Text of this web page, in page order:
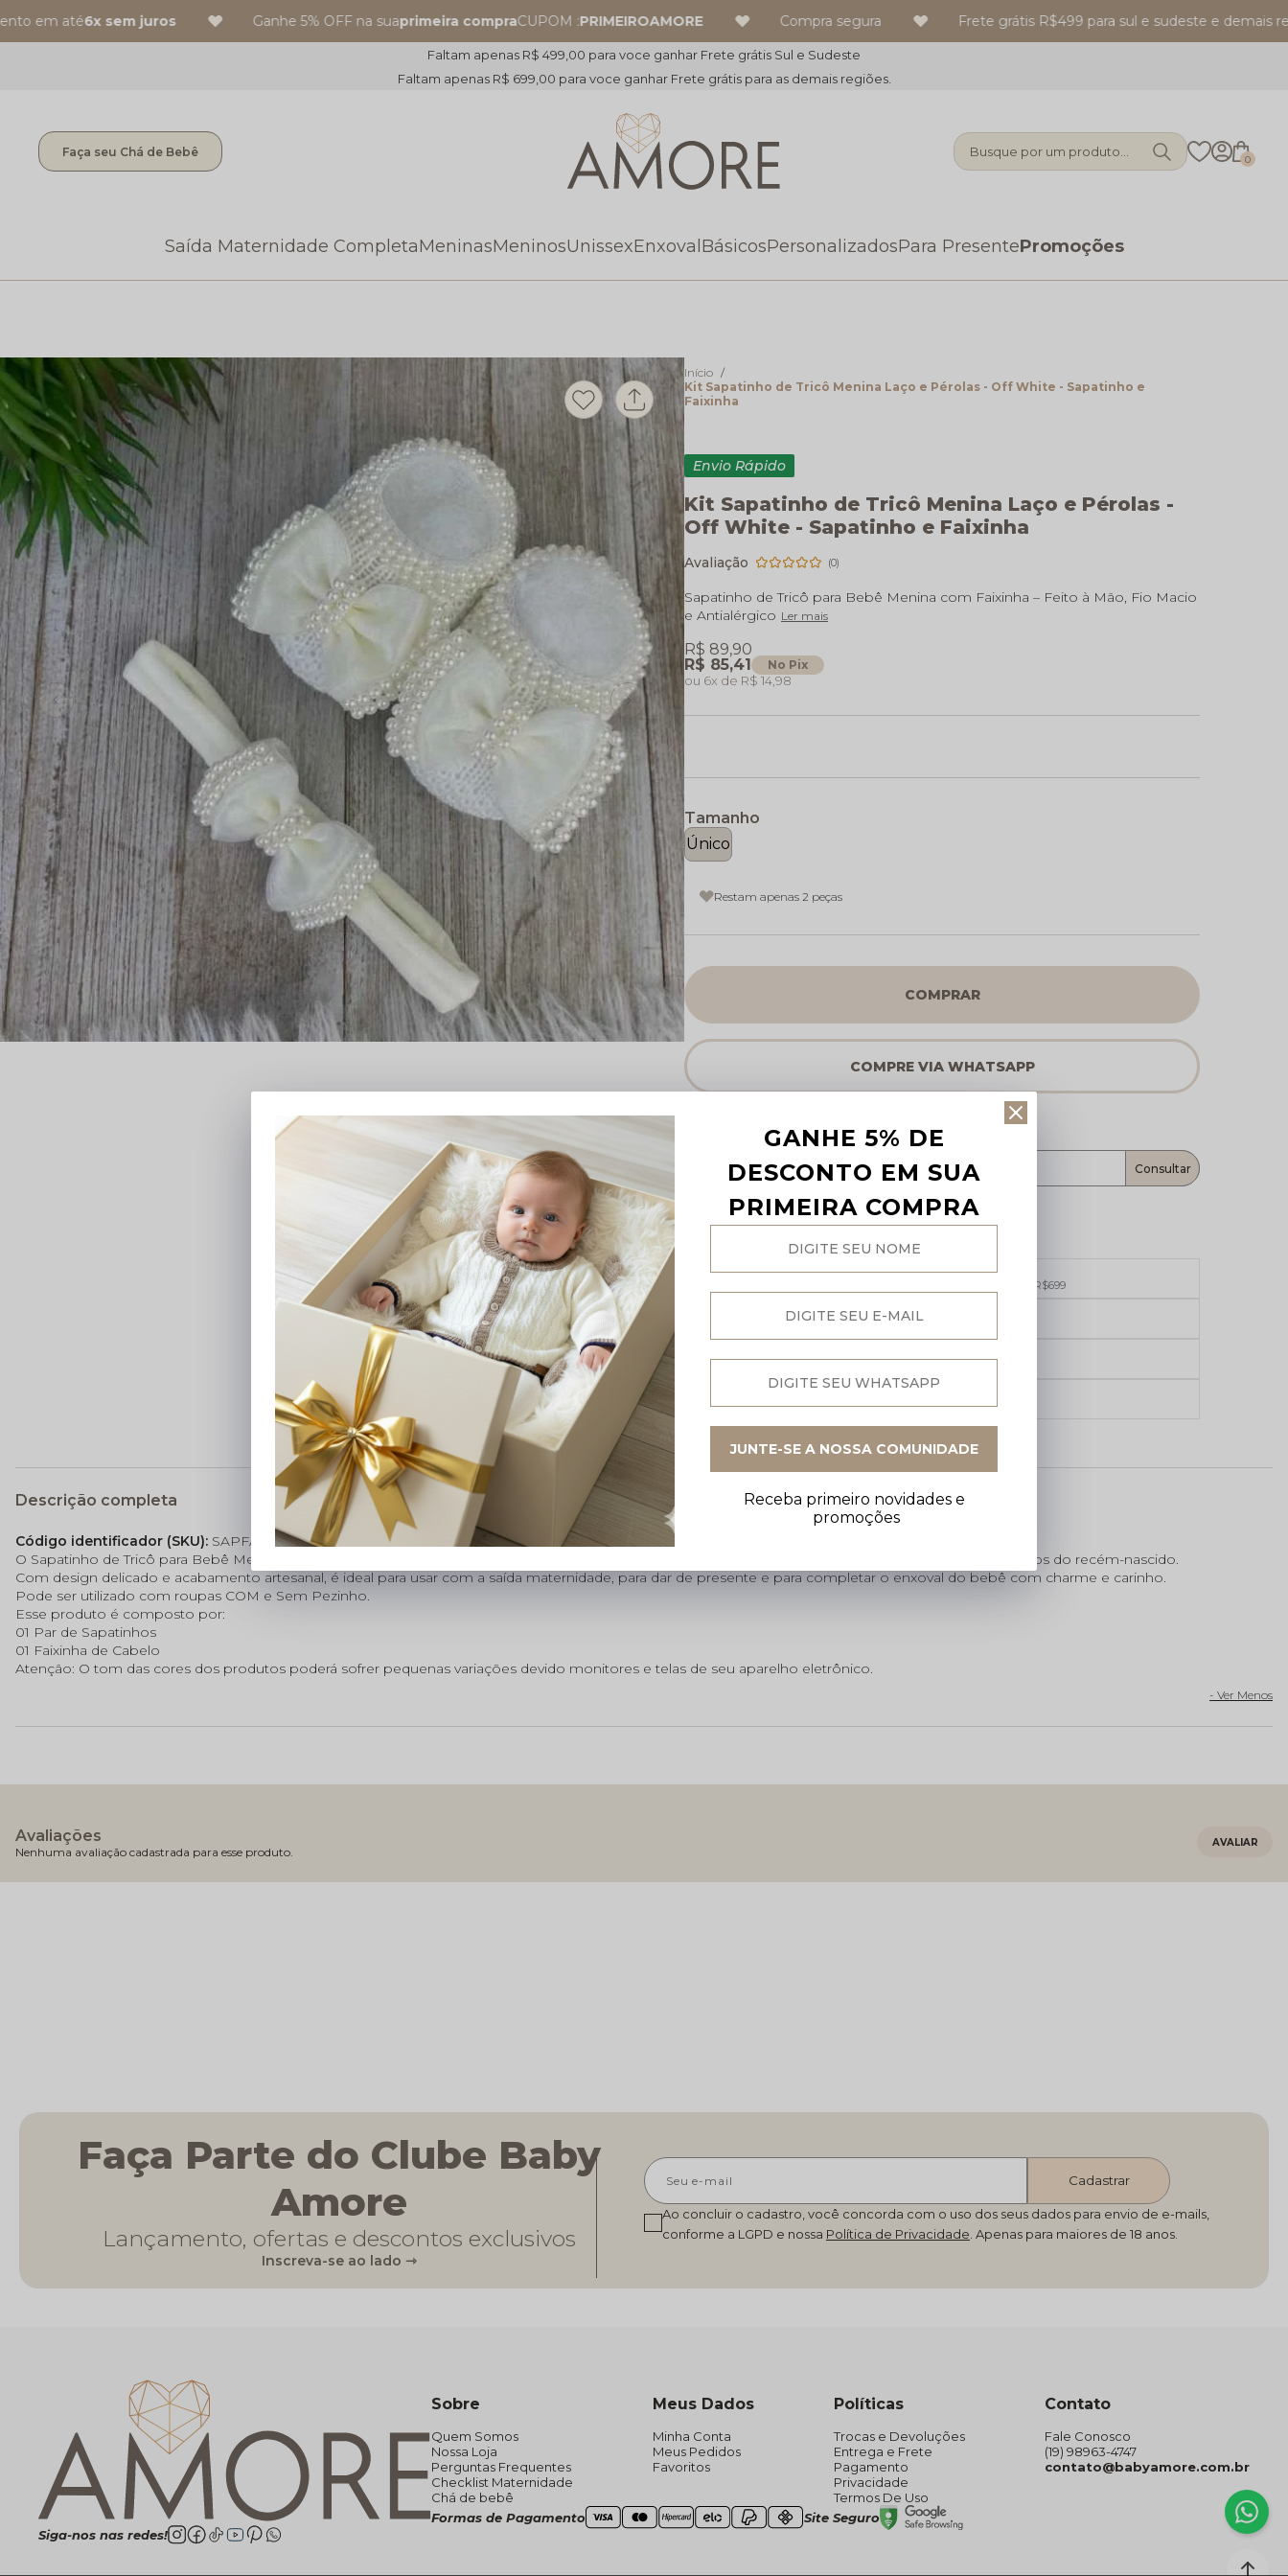
em até6x sem juros Ganhe 5% OFF na suaprimeira compraCUPOM :PRIMEIROAMORE Compra segura Frete grátis R$499 para sul e sudeste e demais
Faltam apenas R$ 499,00 para voce ganhar Frete grátis Sul e Sudeste
Faltam apenas R$ 699,00 para voce ganhar Frete grátis para as demais regiões.
Faça seu Chá de Bebê Busque por um produto... 0
Saída Maternidade CompletaMeninasMeninosUnissexEnxoval BásicosPersonalizadosPara PresentePromoções
Início
Kit Sapatinho de Tricô Menina Laço e Pérolas - Off White - Sapatinho e
Faixinha
Envio Rápido
Kit Sapatinho de Tricô Menina Laço e Pérolas -
Off White - Sapatinho e Faixinha
(0)
Sapatinho de Tricô para Bebê Menina com Faixinha – Feito à Mão, Fio Macio
e Antialérgico Ler mais
R$ 85,41 No Pix
R$ 89,90
6x R$ 14,98
Tamanho
Único
COMPRAR
Restam apenas 2 peças
Não sei o meu CEP
Frete grátis
R$499 para sul e sudeste e demais regiões R$699
5% de desconto no
6x sem juros
Descrição completa
Código identificador (SKU): SAPFAIXA0083
O Sapatinho de Tricô para Bebê Menina Baby Amore é feito à mão com fio macio e antialérgico, garantindo conforto, beleza e proteção para os pezinhos do recém-nascido.
Com design delicado e acabamento artesanal, é ideal para usar com a saída maternidade, para dar de presente e para completar o enxoval do bebê com charme e carinho.
Pode ser utilizado com roupas COM e Sem Pezinho.
Esse produto é composto por:
01 Par de Sapatinhos
01 Faixinha de Cabelo
Atenção: O tom das cores dos produtos poderá sofrer pequenas variações devido monitores e telas de seu aparelho eletrônico.
Avaliações
Nenhuma avaliação cadastrada para esse produto.
Faça Parte do Clube Baby
Amore
Lançamento, ofertas e descontos exclusivos
Inscreva-se ao lado ⇾
Cadastrar
Ao concluir o cadastro, você concorda com o uso dos seus dados para envio de e-mails,
conforme a LGPD e nossa Política de Privacidade
Siga-nos nas redes!
Sobre
Quem Somos
Nossa Loja
Perguntas Frequentes
Checklist Maternidade
Chá de bebê
Meus Dados
Minha Conta
Meus Pedidos
Favoritos
Políticas
Trocas e Devoluções
Entrega e Frete
Pagamento
Privacidade
Termos De Uso
Contato
Fale Conosco
(19) 98963-4747
contato@babyamore.com.br
Formas de Pagamento Site Seguro
GANHE 5% DE
DESCONTO EM SUA
PRIMEIRA COMPRA
Receba primeiro novidades e
promoções
JUNTE-SE A NOSSA COMUNIDADE